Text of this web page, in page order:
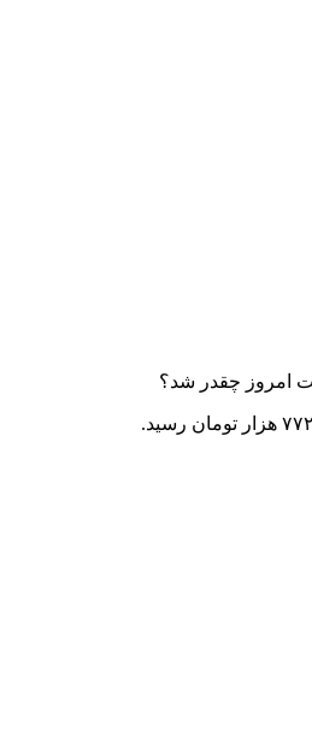
امروز چقدر شد؟